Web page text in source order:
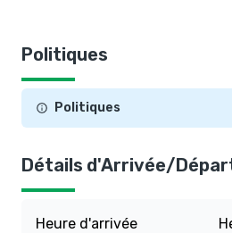
Politiques
Politiques
Détails d'Arrivée/
Heure d'arrivée